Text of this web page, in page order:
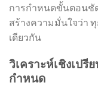
การกำหนดขั้นตอนชั
สร้างความมั่นใจว่า
เดียวกัน
วิเคราะห์เชิงเปรี
กำหนด